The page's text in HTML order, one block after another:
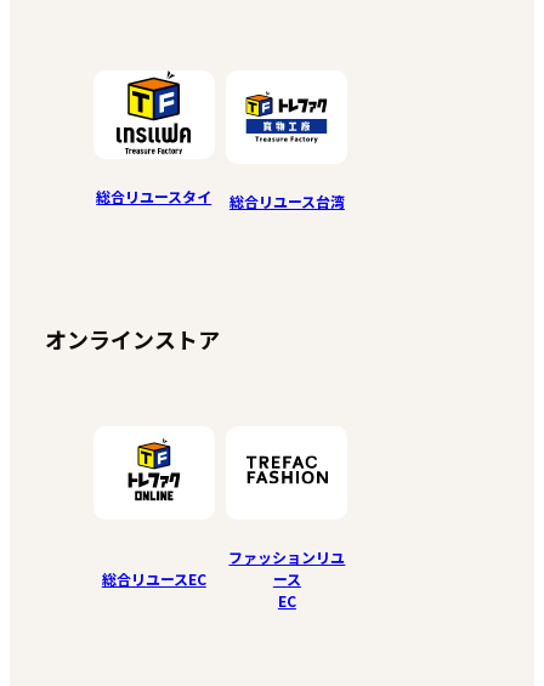
総合リユースタイ 総合リユース台湾
オンラインストア
総合リユースEC
ファッションリユ
ース
EC